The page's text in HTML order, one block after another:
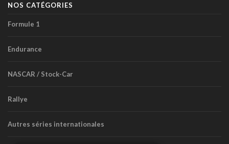
NOS CATÉGORIES
Formule 1
Endurance
NASCAR / Stock-Car
Rallye
Autres séries internationales